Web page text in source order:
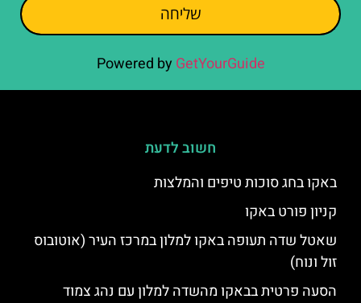
שליחה
Powered by GetYourGuide
חשוב לדעת
באקו בחג סוכות טיפים והמלצות
קניון פורט באקו
שאטל שדה תעופה באקו למלון במרכז העיר (אוטובוס
זול ונוח)
הסעה פרטית בבאקו מהשדה למלון עם נהג צמוד